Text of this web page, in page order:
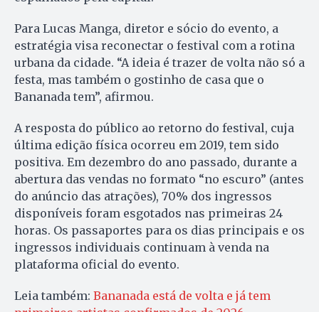
Para Lucas Manga, diretor e sócio do evento, a
estratégia visa reconectar o festival com a rotina
urbana da cidade. “A ideia é trazer de volta não só a
festa, mas também o gostinho de casa que o
Bananada tem”, afirmou.
A resposta do público ao retorno do festival, cuja
última edição física ocorreu em 2019, tem sido
positiva. Em dezembro do ano passado, durante a
abertura das vendas no formato “no escuro” (antes
do anúncio das atrações), 70% dos ingressos
disponíveis foram esgotados nas primeiras 24
horas. Os passaportes para os dias principais e os
ingressos individuais continuam à venda na
plataforma oficial do evento.
Leia também: Bananada está de volta e já tem